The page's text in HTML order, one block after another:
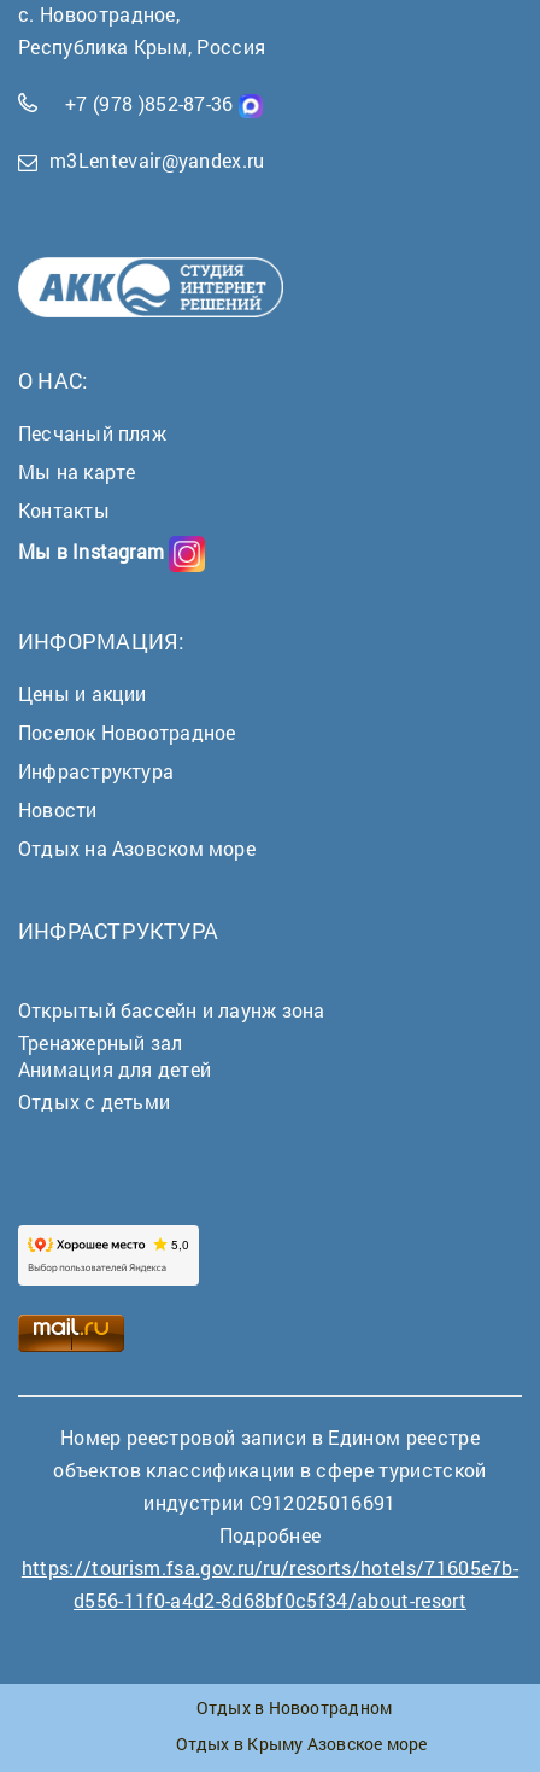
с. Новоотрадное,
Республика Крым, Россия
+7 (978 )852-87-36
m3Lentevair@yandex.ru
О НАС:
Песчаный пляж
Мы на карте
Контакты
Мы в Instagram
ИНФОРМАЦИЯ:
Цены и акции
Поселок Новоотрадное
Инфраструктура
Новости
Отдых на Азовском море
ИНФРАСТРУКТУРА
Открытый бассейн и лаунж зона
Тренажерный зал
Анимация для детей
Отдых с детьми
Номер реестровой записи в Едином реестре
объектов классификации в сфере туристской
индустрии С912025016691
Подробнее
https://tourism.fsa.gov.ru/ru/resorts/hotels/71605e7b-
d556-11f0-a4d2-8d68bf0c5f34/about-resort
Отдых в Новоотрадном
Отдых в Крыму Азовское море